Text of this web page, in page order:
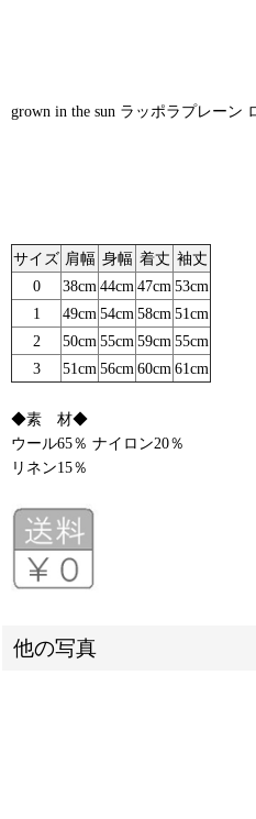
grown in the sun ラッポラプレーン
サイズ 肩幅 身幅 着丈 袖丈
0
38cm 44cm 47cm 53cm
1
49cm 54cm 58cm 51cm
2
50cm 55cm 59cm 55cm
3
51cm 56cm 60cm 61cm
◆素 材◆
ウール65％ ナイロン20％
リネン15％
他の写真